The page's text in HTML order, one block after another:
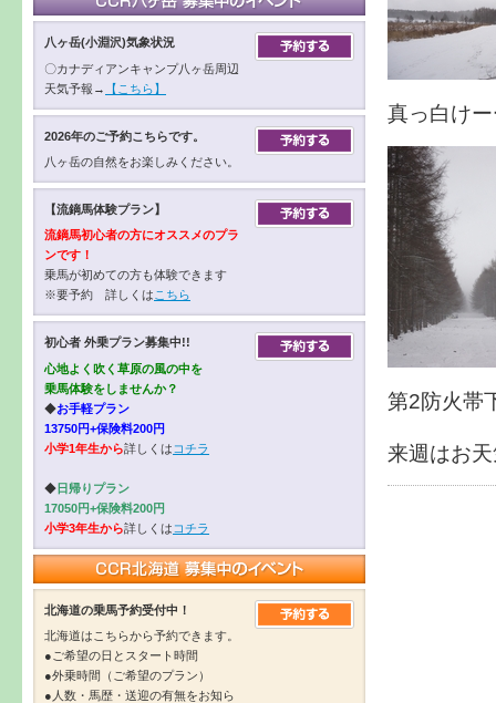
真っ白け
第2防火帯
来週はお
八ヶ岳(小淵沢)気象状況
〇カナディアンキャンプ八ヶ岳周辺
天気予報→
【こちら】
2026年のご予約こちらです。
八ヶ岳の自然をお楽しみください。
【流鏑馬体験プラン】
流鏑馬初心者の方にオススメのプラ
ンです！
乗馬が初めての方も体験できます
※要予約 詳しくは こちら
初心者 外乗プラン募集中!!
心地よく吹く草原の風の中を
乗馬体験をしませんか？
◆お手軽プラン
13750円+保険料200円
小学1年生から詳しくは コチラ
◆日帰りプラン
17050円+保険料200円
小学3年生から詳しくは コチラ
北海道の乗馬予約受付中！
北海道はこちらから予約できます。
●ご希望の日とスタート時間
●外乗時間（ご希望のプラン）
●人数・馬歴・送迎の有無をお知ら